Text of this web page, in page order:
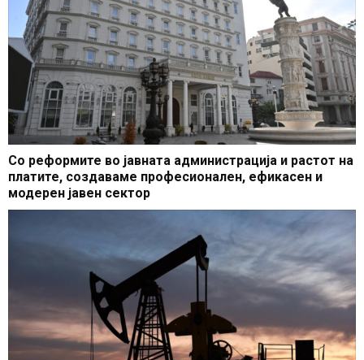
Со реформите во јавната администрација и растот на
платите, создаваме професионален, ефикасен и
модерен јавен сектор